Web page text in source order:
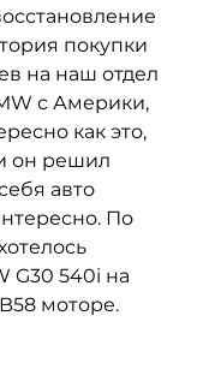
покупки
на наш отдел
с Америки,
как это,
он решил
авто
По
G30 540i на
моторе.